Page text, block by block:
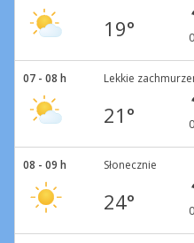
19°
07 - 08 h Lekkie
21°
08 - 09 h Słonecznie
24°